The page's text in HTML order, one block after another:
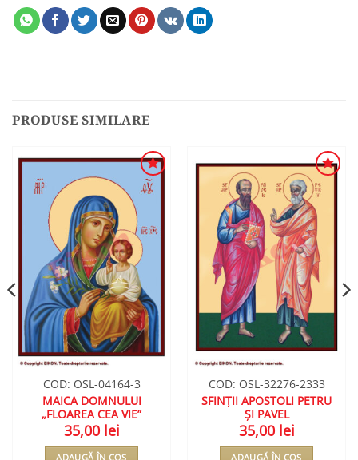
PRODUSE SIMILARE
ADAUGA
ÎN
WISHLIST
COD: OSL-04164-3
MAICA DOMNULUI
„FLOAREA CEA VIE”
35,00 lei
ADAUGĂ ÎN COȘ
ADAUGA
ÎN
WISHLIST
COD: OSL-32276-2333
SFINȚII APOSTOLI PETRU
ȘI PAVEL
35,00 lei
ADAUGĂ ÎN COȘ